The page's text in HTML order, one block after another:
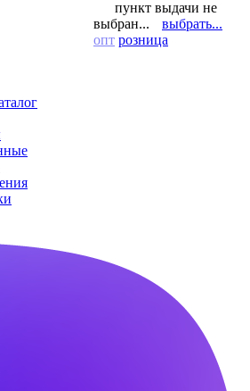
пункт выдачи не
выбран...
выбрать...
опт розница